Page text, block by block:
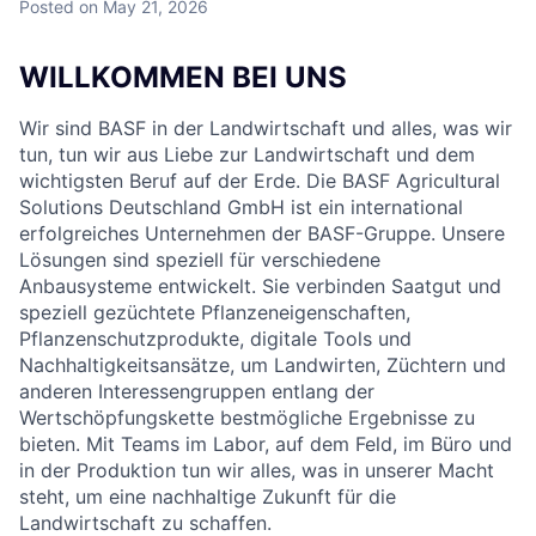
Posted on May 21, 2026
WILLKOMMEN BEI UNS
Wir sind BASF in der Landwirtschaft und alles, was wir
tun, tun wir aus Liebe zur Landwirtschaft und dem
wichtigsten Beruf auf der Erde. Die BASF Agricultural
Solutions Deutschland GmbH ist ein international
erfolgreiches Unternehmen der BASF-Gruppe. Unsere
Lösungen sind speziell für verschiedene
Anbausysteme entwickelt. Sie verbinden Saatgut und
speziell gezüchtete Pflanzeneigenschaften,
Pflanzenschutzprodukte, digitale Tools und
Nachhaltigkeitsansätze, um Landwirten, Züchtern und
anderen Interessengruppen entlang der
Wertschöpfungskette bestmögliche Ergebnisse zu
bieten. Mit Teams im Labor, auf dem Feld, im Büro und
in der Produktion tun wir alles, was in unserer Macht
steht, um eine nachhaltige Zukunft für die
Landwirtschaft zu schaffen.